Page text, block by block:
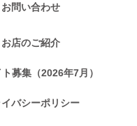
お問い合わせ
お店のご紹介
募集（2026年7月）
バシーポリシー